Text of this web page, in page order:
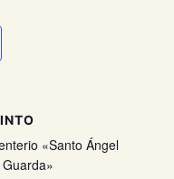
«Santo Ángel